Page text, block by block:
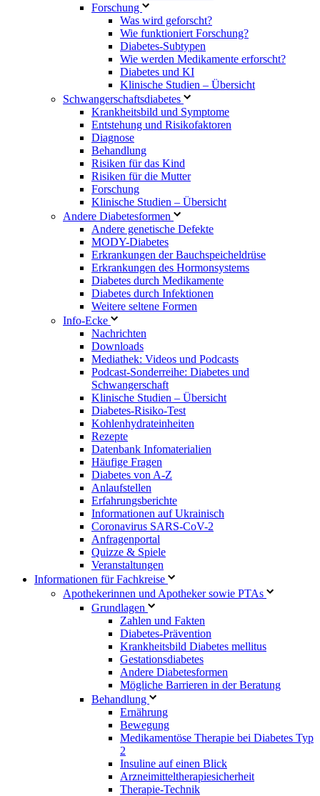
Forschung
Was wird geforscht?
Wie funktioniert Forschung?
Diabetes-Subtypen
Wie werden Medikamente erforscht?
Diabetes und KI
Klinische Studien – Übersicht
Schwangerschaftsdiabetes
Krankheitsbild und Symptome
Entstehung und Risikofaktoren
Diagnose
Behandlung
Risiken für das Kind
Risiken für die Mutter
Forschung
Klinische Studien – Übersicht
Andere Diabetesformen
Andere genetische Defekte
MODY-Diabetes
Erkrankungen der Bauchspeicheldrüse
Erkrankungen des Hormonsystems
Diabetes durch Medikamente
Diabetes durch Infektionen
Weitere seltene Formen
Info-Ecke
Nachrichten
Downloads
Mediathek: Videos und Podcasts
Podcast-Sonderreihe: Diabetes und
Schwangerschaft
Klinische Studien – Übersicht
Diabetes-Risiko-Test
Kohlenhydrateinheiten
Rezepte
Datenbank Infomaterialien
Häufige Fragen
Diabetes von A-Z
Anlaufstellen
Erfahrungsberichte
Informationen auf Ukrainisch
Coronavirus SARS-CoV-2
Anfragenportal
Quizze & Spiele
Veranstaltungen
Informationen für Fachkreise
Apothekerinnen und Apotheker sowie PTAs
Grundlagen
Zahlen und Fakten
Diabetes-Prävention
Krankheitsbild Diabetes mellitus
Gestationsdiabetes
Andere Diabetesformen
Mögliche Barrieren in der Beratung
Behandlung
Ernährung
Bewegung
Medikamentöse Therapie bei Diabetes Typ
2
Insuline auf einen Blick
Arzneimitteltherapie­sicherheit
Therapie-Technik